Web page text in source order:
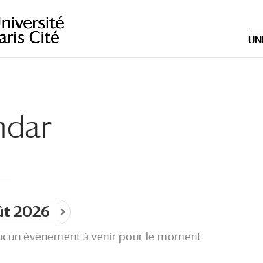
2026
évènement à venir pour le moment.